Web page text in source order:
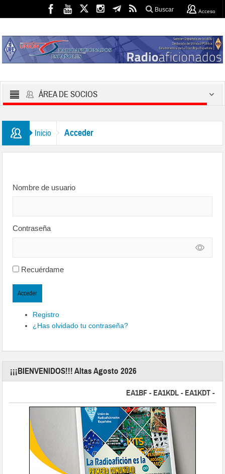
Buscar Acceso
ÁREA DE SOCIOS
Inicio Acceder
Nombre de usuario
Contraseña
Recuérdame
Acceder
Registro
¿Has olvidado tu contraseña?
¡¡¡BIENVENIDOS!!! Altas Agosto 2026
EA1BF - EA1KDL - EA1KDT -